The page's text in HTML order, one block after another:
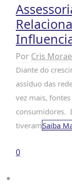
Por Cris
Diante do
assíduo das
vez mais,
consumidores.
tiveramSaiba
0